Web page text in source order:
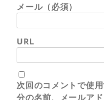
メール（必須）
URL
次回のコメントで使
分の名前、メールア